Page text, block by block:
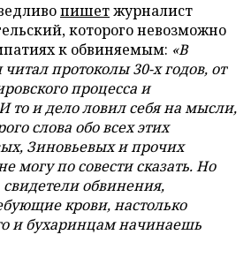
пишетжурналист
которого невозможно
к обвиняемым: «В
протоколы 30-х годов, от
процесса и
то и дело ловил себя на мысли,
слова обо всех этих
Зиновьевых и прочих
могу по совести сказать. Но
обвинения,
крови, настолько
и бухаринцам начинаешь